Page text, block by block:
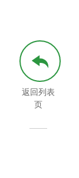
返回列表
页